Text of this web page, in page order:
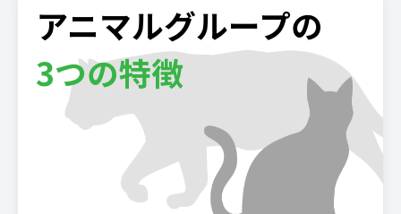
アニマルグループの
3つの特徴